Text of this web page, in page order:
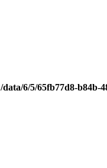
/data/6/5/65fb77d8-b84b-